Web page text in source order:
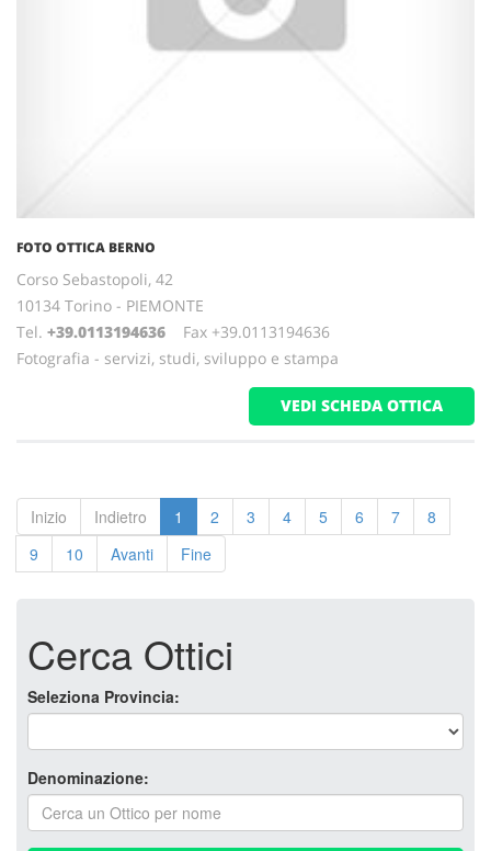
FOTO OTTICA BERNO
Corso Sebastopoli, 42
10134 Torino - PIEMONTE
Tel. +39.0113194636 Fax +39.0113194636
Fotografia - servizi, studi, sviluppo e stampa
VEDI SCHEDA OTTICA
Inizio Indietro 1 2 3 4 5 6 7
8
9
10 Avanti Fine
Cerca Ottici
Seleziona Provincia:
Denominazione: